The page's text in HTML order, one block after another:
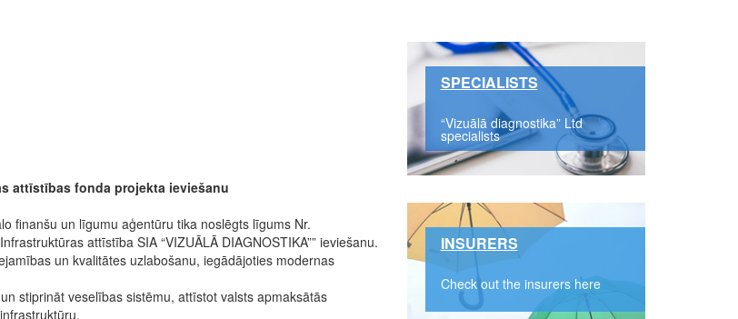
attīstības fonda projekta ieviešanu
finanšu un līgumu aģentūru tika noslēgts līgums Nr.
attīstība SIA “VIZUĀLĀ DIAGNOSTIKA”” ieviešanu.
un kvalitātes uzlabošanu, iegādājoties modernas
stiprināt veselības sistēmu, attīstot valsts apmaksātās
SPECIALISTS
“Vizuālā diagnostika” Ltd
specialists
INSURERS
Check out the insurers here